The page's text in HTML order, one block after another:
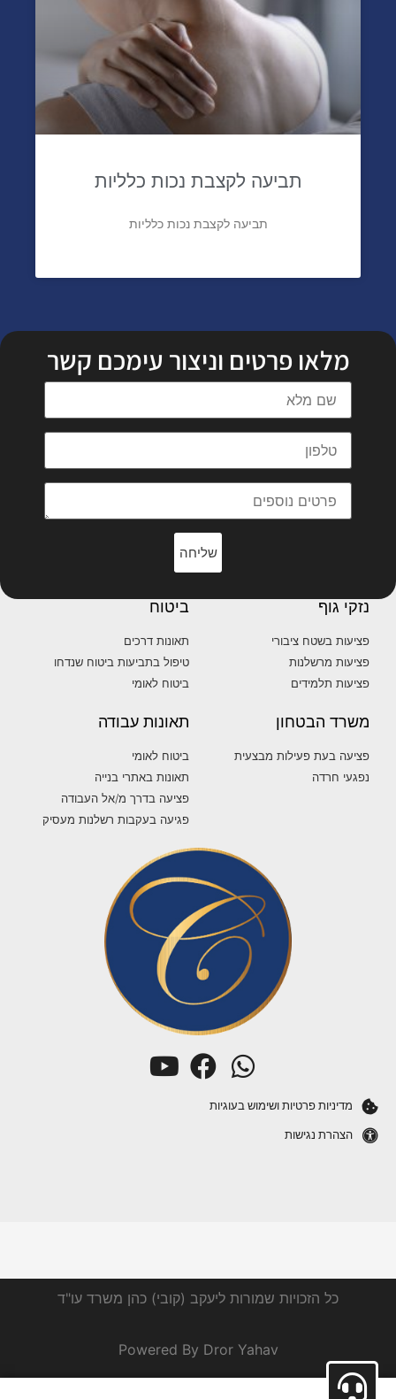
תביעה לקצבת נכות כלליות
תביעה לקצבת נכות כלליות
מלאו פרטים וניצור עימכם קשר
שליחה
נזקי גוף
פציעות בשטח ציבורי
פציעות מרשלנות
פציעות תלמידים
ביטוח
תאונות דרכים
טיפול בתביעות ביטוח שנדחו
ביטוח לאומי
משרד הבטחון
פציעה בעת פעילות מבצעית
נפגעי חרדה
תאונות עבודה
ביטוח לאומי
תאונות באתרי בנייה
פציעה בדרך מ/אל העבודה
פגיעה בעקבות רשלנות מעסיק
מדיניות פרטיות ושימוש בעוגיות
הצהרת נגישות
כל הזכויות שמורות ליעקב (קובי) כהן משרד עו"ד
Powered By Dror Yahav